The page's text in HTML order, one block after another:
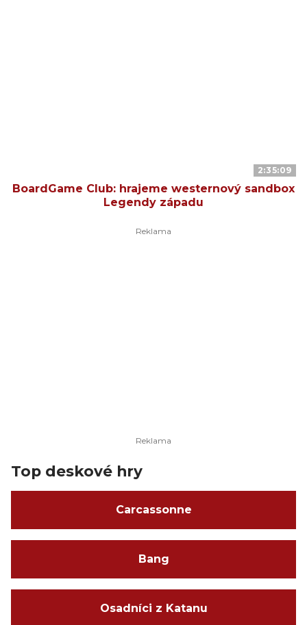
2:35:09
BoardGame Club: hrajeme westernový sandbox
Legendy západu
Top deskové hry
Carcassonne
Bang
Osadníci z Katanu